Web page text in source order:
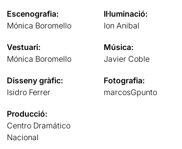
Escenografia:
Mónica Boromello
Il·luminació:
Ion Anibal
Vestuari:
Mónica Boromello
Música:
Javier Coble
Disseny gràfic:
Isidro Ferrer
Fotografia:
marcosGpunto
Producció:
Centro Dramático
Nacional